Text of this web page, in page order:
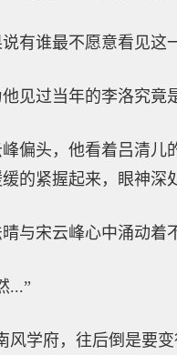
有谁最不愿意看见这
他见过当年的李洛究竟
峰偏头，他看着吕清儿
的紧握起来，眼神深
与宋云峰心中涌动着
...”
风学府，往后倒是要